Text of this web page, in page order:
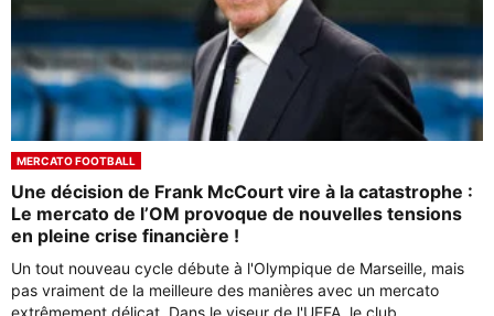
MERCATO FOOTBALL
Une décision de Frank McCourt vire à la catastrophe :
Le mercato de l’OM provoque de nouvelles tensions
en pleine crise financière !
Un tout nouveau cycle débute à l'Olympique de Marseille, mais
pas vraiment de la meilleure des manières avec un mercato